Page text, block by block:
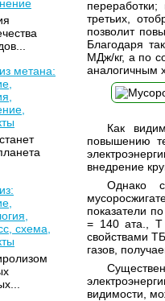
третьих,
позволит
Благодаря
МДж/кг, а по
аналогичным
Как
повышению
внедрение
Однако
показатели
= 140 ата., Т
свойствами
газов,
видимости,
метана:
схема,